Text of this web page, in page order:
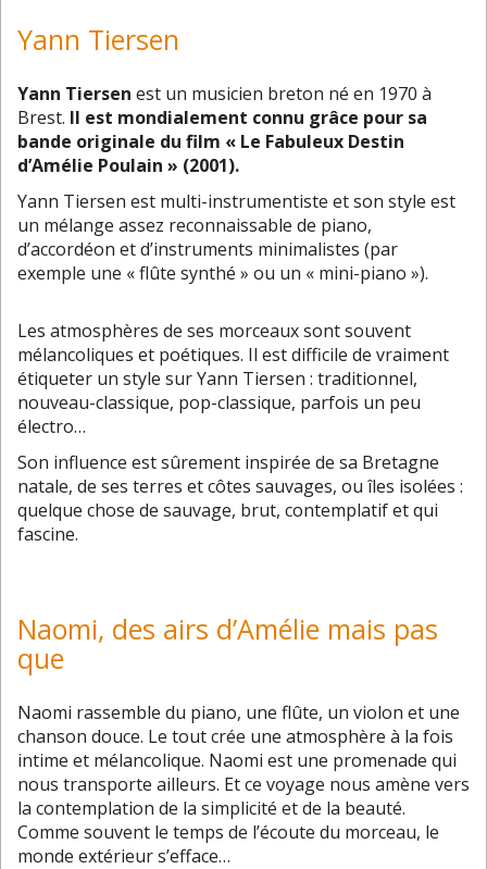
Yann Tiersen
Yann Tiersen est un musicien breton né en 1970 à
Brest. Il est mondialement connu grâce pour sa
bande originale du film « Le Fabuleux Destin
d’Amélie Poulain » (2001).
Yann Tiersen est multi-instrumentiste et son style est
un mélange assez reconnaissable de piano,
d’accordéon et d’instruments minimalistes (par
exemple une « flûte synthé » ou un « mini-piano »).
Les atmosphères de ses morceaux sont souvent
mélancoliques et poétiques. Il est difficile de vraiment
étiqueter un style sur Yann Tiersen : traditionnel,
nouveau-classique, pop-classique, parfois un peu
électro…
Son influence est sûrement inspirée de sa Bretagne
natale, de ses terres et côtes sauvages, ou îles isolées :
quelque chose de sauvage, brut, contemplatif et qui
fascine.
Naomi, des airs d’Amélie mais pas
que
Naomi rassemble du piano, une flûte, un violon et une
chanson douce. Le tout crée une atmosphère à la fois
intime et mélancolique. Naomi est une promenade qui
nous transporte ailleurs. Et ce voyage nous amène vers
la contemplation de la simplicité et de la beauté.
Comme souvent le temps de l’écoute du morceau, le
monde extérieur s’efface…